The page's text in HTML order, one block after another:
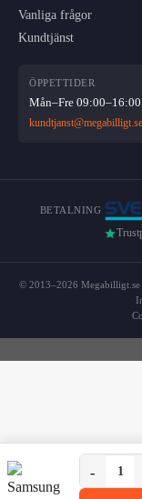
Vanliga frågor
Kundtjänst
ÖPPETTIDER
Mån–Fre 09:00–16:00
kundtjanst@megabilligt.se
BETALNING
© 2013–2026 Megabilligt.se
Samsung
Samsung